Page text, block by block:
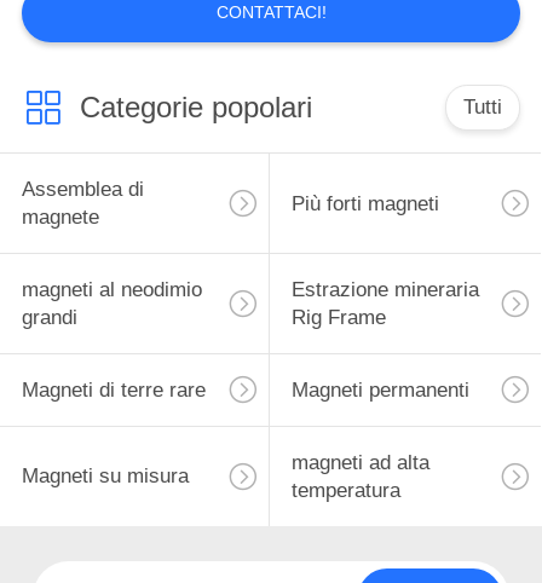
CONTATTACI!
Categorie popolari Tutti
Assemblea di
magnete
Più forti magneti
magneti al neodimio
grandi
Estrazione mineraria
Rig Frame
Magneti di terre rare Magneti permanenti
Magneti su misura
magneti ad alta
temperatura